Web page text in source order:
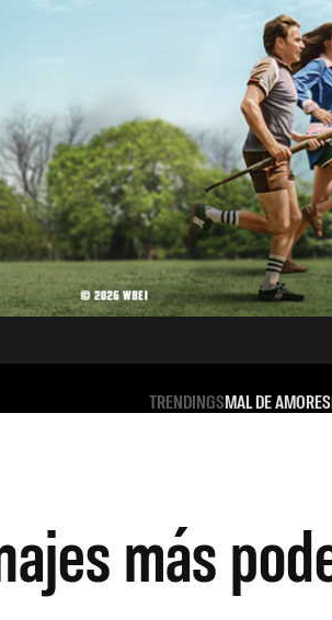
TRENDINGSMAL DE AMORES
más